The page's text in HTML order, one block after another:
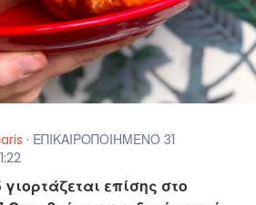
· ΕΠΙΚΑΙΡΟΠΟΙΗΜΕΝΟ 31
επίσης στο